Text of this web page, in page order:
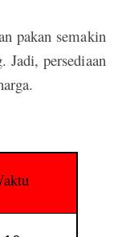
pakan semakin
Jadi, persediaan